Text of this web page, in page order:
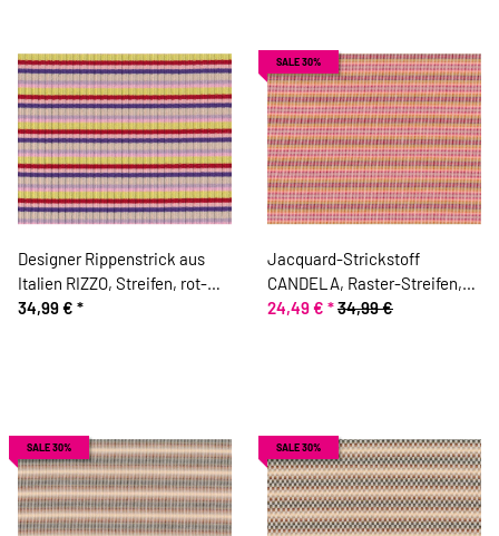
Designer Rippenstrick aus
Italien RIZZO, Streifen, rot-
gelb
34,99 € *
SALE 30%
Jacquard-Strickstoff
CANDELA, Raster-Streifen,
aprikot, Toptex
24,49 € *34,99 €
SALE 30% SALE 30%